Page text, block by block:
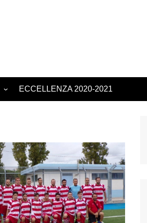
ECCELLENZA 2020-2021